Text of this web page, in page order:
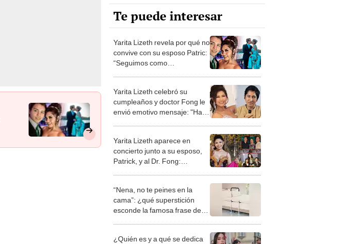
Te puede interesar
Yarita Lizeth revela por qué no
convive con su esposo Patric:
“Seguimos como
Yarita Lizeth celebró su
cumpleaños y doctor Fong le
envió emotivo mensaje: "Has
Yarita Lizeth aparece en
concierto junto a su esposo,
Patrick, y al Dr. Fong:
“Nena, no te peines en la
cama”: ¿qué superstición
esconde la famosa frase de
¿Quién es y a qué se dedica